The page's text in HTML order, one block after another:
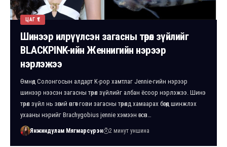
ЦАГ ҮЕ
Шинээр илрүүлсэн загасны төрөл зүйлийг
BLACKPINK-ийн Женнигийн нэрээр
нэрлэжээ
Өмнөд Солонгосын алдарт K-pop хамтлаг Jennie-гийн нэрээр
шинээр нээсэн загасны төрөл зүйлийг албан ёсоор нэрлэжээ. Шинэ
төрөл зүйл нь зөгий өнгөт гови загасны төрөлд хамаарах бөгөөд шинжлэх
ухааны нэрийг Brachygobius jennie хэмээн өгсөн…
Янжиндулам Мягмарсүрэн 2 минут уншина